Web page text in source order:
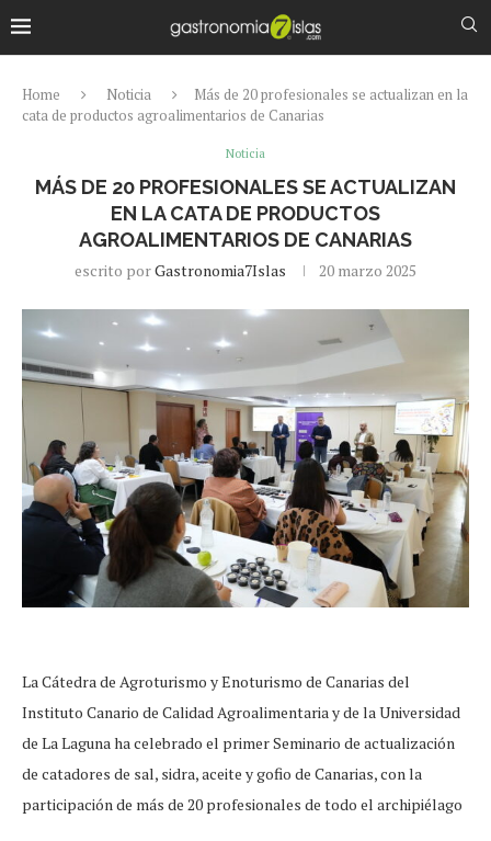
Home Noticia
Más de 20 profesionales se actualizan en la
cata de productos agroalimentarios de Canarias
Noticia
MÁS DE 20 PROFESIONALES SE ACTUALIZAN
EN LA CATA DE PRODUCTOS
AGROALIMENTARIOS DE CANARIAS
escrito porGastronomia7Islas 20 marzo 2025
La Cátedra de Agroturismo y Enoturismo de Canarias del
Instituto Canario de Calidad Agroalimentaria y de la Universidad
de La Laguna ha celebrado el primer Seminario de actualización
de catadores de sal, sidra, aceite y gofio de Canarias, con la
participación de más de 20 profesionales de todo el archipiélago